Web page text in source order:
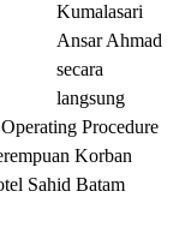
Kumalasari
Ansar Ahmad
secara
langsung
Procedure
Korban
Sahid Batam